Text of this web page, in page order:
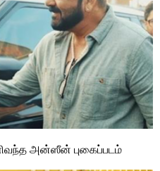
அன்ஸீன் புகைப்படம்